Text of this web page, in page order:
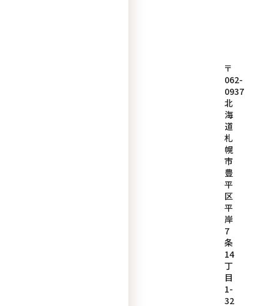
〒
062-
0937
北
海
道
札
幌
市
豊
平
区
平
岸
7
条
14
丁
目
1-
32